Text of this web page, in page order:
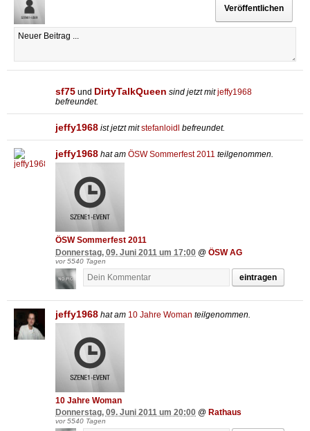
sf75 und DirtyTalkQueen sind jetzt mitjeffy1968
befreundet.
jeffy1968 ist jetzt mitstefanloidl befreundet.
jeffy1968 hat am ÖSW Sommerfest 2011 teilgenommen.
ÖSW Sommerfest 2011
Donnerstag, 09. Juni 2011 um 17:00 @ ÖSW AG
vor 5540 Tagen
eintragen
jeffy1968 hat am 10 Jahre Woman teilgenommen.
10 Jahre Woman
Donnerstag, 09. Juni 2011 um 20:00 @ Rathaus
vor 5540 Tagen